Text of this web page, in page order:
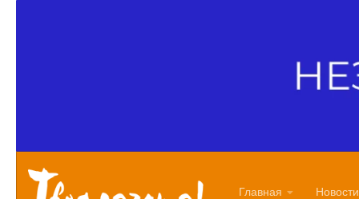
Главная Новости